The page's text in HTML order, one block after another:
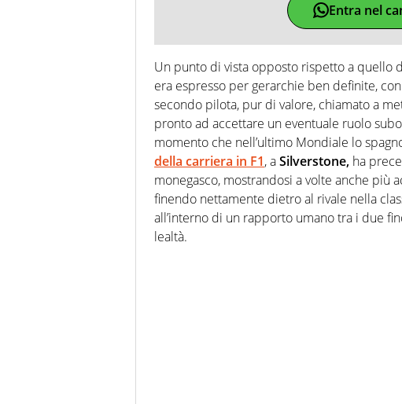
Entra nel
Un punto di vista opposto rispetto a quello
era espresso per gerarchie ben definite,
secondo pilota, pur di valore, chiamato a
pronto ad accettare un eventuale ruolo
momento che nell’ultimo Mondiale lo
della carriera in F1, aSilverstone, ha
monegasco, mostrandosi a volte anche più
finendo nettamente dietro al rivale nella
all’interno di un rapporto umano tra i due
lealtà.